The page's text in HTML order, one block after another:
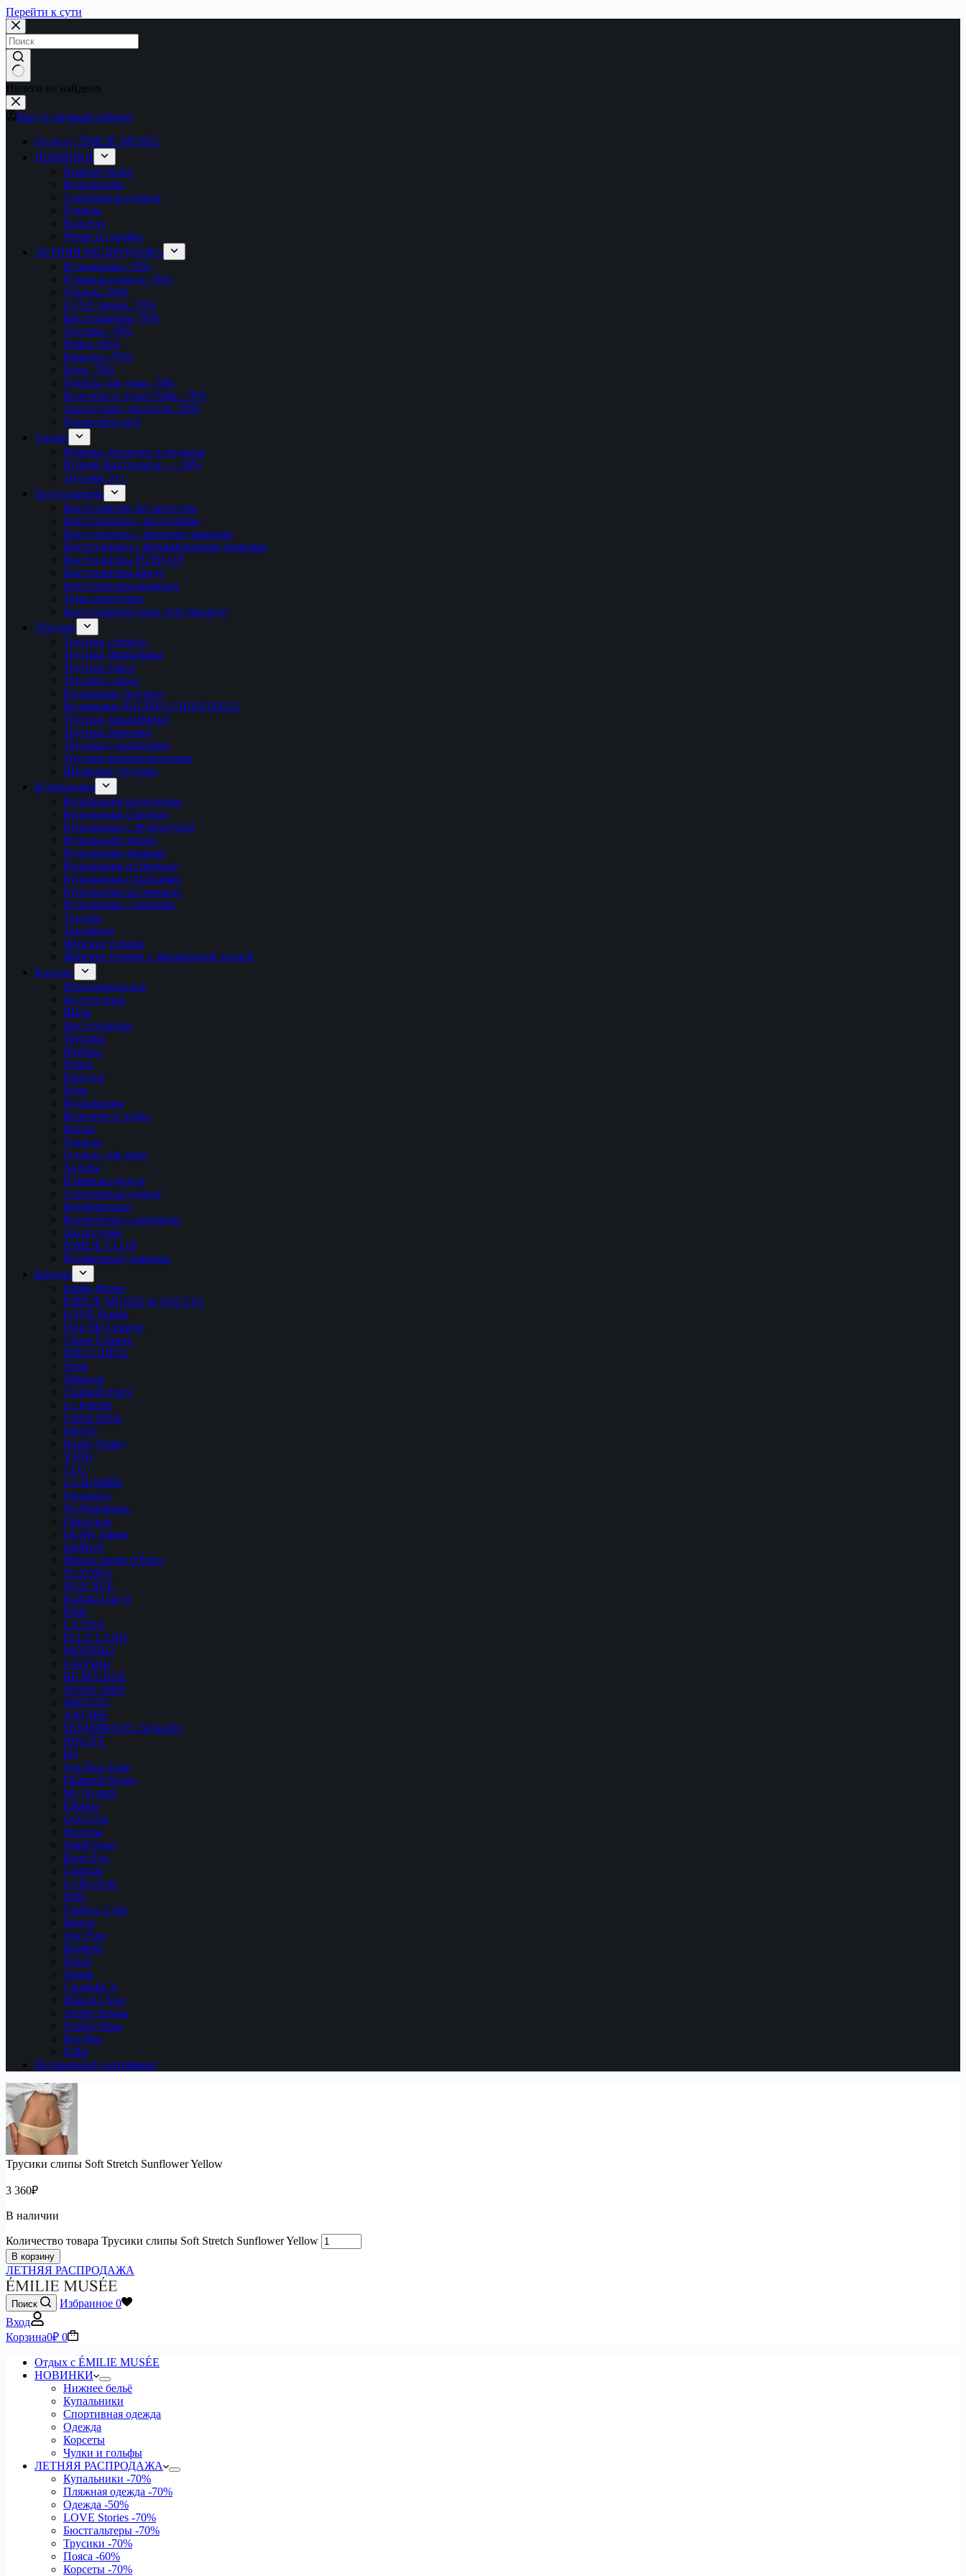
Перейти к сути
Ничего не найдено
Вход в личный кабинет
Отдых с ÉMILIE MUSÉE
НОВИНКИ
Нижнее бельё
Купальники
Спортивная одежда
Одежда
Корсеты
Чулки и гольфы
ЛЕТНЯЯ РАСПРОДАЖА
Купальники -70%
Пляжная одежда -70%
Одежда -50%
LOVE Stories -70%
Бюстгальтеры -70%
Трусики -70%
Пояса -60%
Корсеты -70%
Боди -70%
Одежда для дома -70%
Колготки и чулки Falke -70%
Аксессуары для груди -50%
Посмотреть всё
Акции
Резинка для волос в подарок
Второй бюстгальтер — 30%
Трусики 3+1
Бюстгальтеры
Бюстгальтеры без косточек
Бюстгальтеры с косточками
Бюстгальтеры с мягкими чашками
Бюстгальтеры с формованными чашками
Бюстгальтеры PUSH-UP
Бюстгальтеры-бандо
Бюстгальтеры-балконет
Топы корсетные
Бюстгальтеры-топы (топ бралетт)
Трусики
Трусики стринги
Трусики бразильяна
Трусики танга
Трусики слипы
Бесшовные трусики
Бесшовные PULPIES CHANTELLE
Трусики завышенные
Трусики шортики
Трусики с надписями
Трусики корректирующие
Шёлковые трусики
Купальники
Купальники раздельные
Купальники слитные
Купальники с фурнитурой
Купальники жатые
Купальники вязаные
Купальники из бархата
Купальники с кольцами
Купальники на завязках
Купальники с макраме
Топ-бра
Топ-бандо
Женские плавки
Женские плавки с завышенной талией
Каталог
Просмотреть всё
Бестселлеры
Шёлк
Бюстгальтеры
Трусики
Наборы
Пояса
Корсеты
Боди
Купальники
Колготки и чулки
Носки
Одежда
Одежда для дома
Халаты
Пляжная одежда
Спортивная одежда
Комбинезоны
Косметички и шопперы
Аксессуары
ÉMILIE CLUB
Подарочная упаковка
Бренды
Emilie Musee
ÉMILIE MUSÉE & GOCCIA
LOVE Stories
Dear Me Lingerie
Closer Couture
PRELUDIYA
Verse
Shikkosa
Chantelle Paris
Le Journal
Calvin Klein
DKNY
Hanky Panky
YONI
CLO
LA BOMBE
PassionZu
No Pantaloons
Ohmymarr
Oh My Jolene
kázMich
Maison Jardin d’Éden
SLADKO
NUE NUE
Katisha Like It
Pride
LA DEA
ELLE LAND
MONERO
Luli Fama
BE.MA.BAE
JENEE MER
NIKYOU
ANVIBE
SENDMEYOU.NAKED
INNATE
PQ
Sun Base Date
Diamond Swim
My Nymph
Ellinida
GOCCIA
Moresqa
SandCruise
Bond Eye
Camvari
La Revêche
Poby
Undress Code
Moeva
One Four
Boglietti
DnuD
Opaak
Chantelle X
Maison Close
Atelier Amour
Ysabel Mora
Bye Bra
Falke
Подарочный сертификат
Трусики слипы Soft Stretch Sunflower Yellow
3 360₽
В наличии
Количество товара Трусики слипы Soft Stretch Sunflower Yellow
В корзину
ЛЕТНЯЯ РАСПРОДАЖА
Поиск Избранное 0
Вход
Корзина0₽ 0
Отдых с ÉMILIE MUSÉE
НОВИНКИ
Нижнее бельё
Купальники
Спортивная одежда
Одежда
Корсеты
Чулки и гольфы
ЛЕТНЯЯ РАСПРОДАЖА
Купальники -70%
Пляжная одежда -70%
Одежда -50%
LOVE Stories -70%
Бюстгальтеры -70%
Трусики -70%
Пояса -60%
Корсеты -70%